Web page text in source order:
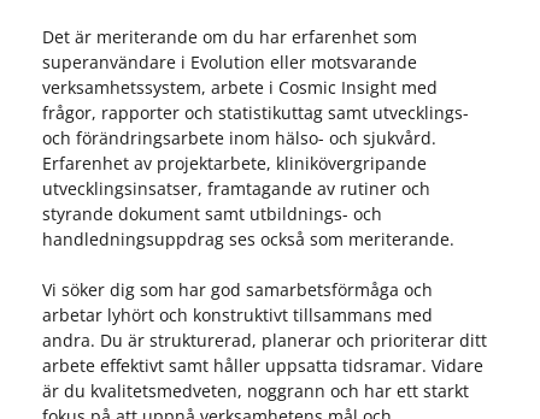
Det är meriterande om du har erfarenhet som
superanvändare i Evolution eller motsvarande
verksamhetssystem, arbete i Cosmic Insight med
frågor, rapporter och statistikuttag samt utvecklings-
och förändringsarbete inom hälso- och sjukvård.
Erfarenhet av projektarbete, klinikövergripande
utvecklingsinsatser, framtagande av rutiner och
styrande dokument samt utbildnings- och
handledningsuppdrag ses också som meriterande.
Vi söker dig som har god samarbetsförmåga och
arbetar lyhört och konstruktivt tillsammans med
andra. Du är strukturerad, planerar och prioriterar ditt
arbete effektivt samt håller uppsatta tidsramar. Vidare
är du kvalitetsmedveten, noggrann och har ett starkt